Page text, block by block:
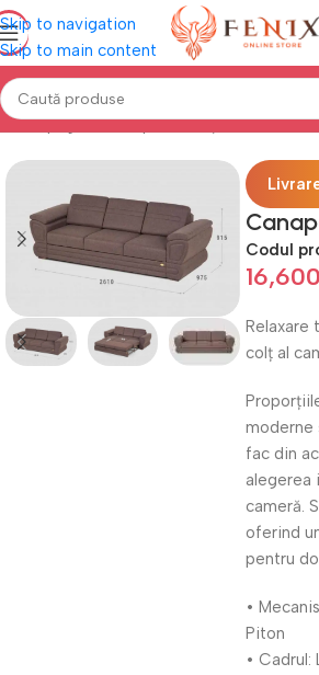
Skip to navigation
Skip to main content
Prima pagină Canapele, Colțare & Fotolii
Codul
16,600
Relaxare
colț al
moderne
fac din
alegerea
cameră.
oferind
pentru
•
Piton
• Cadrul: